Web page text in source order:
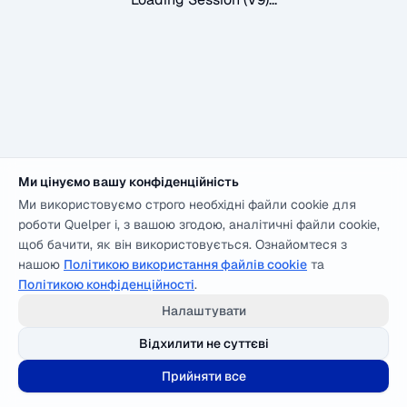
Ми цінуємо вашу конфіденційність
Ми використовуємо строго необхідні файли cookie для
роботи Quelper і, з вашою згодою, аналітичні файли cookie,
щоб бачити, як він використовується. Ознайомтеся з
нашою Політикою використання файлів cookie та
Політикою конфіденційності.
Налаштувати
Відхилити не суттєві
Прийняти все